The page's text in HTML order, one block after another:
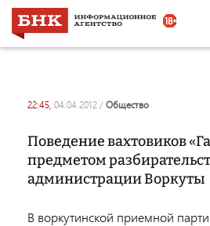
22:45, 04.04.2012 / общество
Поведение вахтовиков
предметом
администрации Воркуты
В воркутинской приемной